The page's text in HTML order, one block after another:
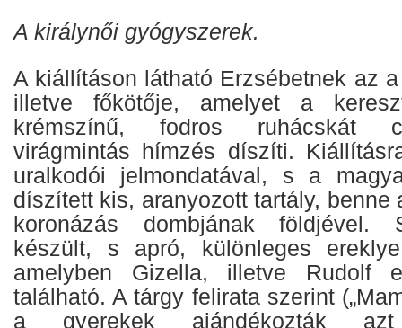
A királynői gyógyszerek.
A kiállításon látható Erzsébetnek az
illetve főkötője, amelyet a
krémszínű, fodros ruhácskát
virágmintás hímzés díszíti.
uralkodói jelmondatával, s a
díszített kis, aranyozott tartály, benne
koronázás dombjának földjével.
készült, s apró, különleges
amelyben Gizella, illetve Rudolf
található. A tárgy felirata szerint
a gyerekek ajándékozták azt